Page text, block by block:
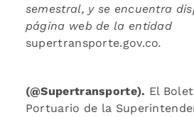
semestral, y se encuentra
página web de la entidad
supertransporte.gov.co.
(@Supertransporte). El
Portuario de la